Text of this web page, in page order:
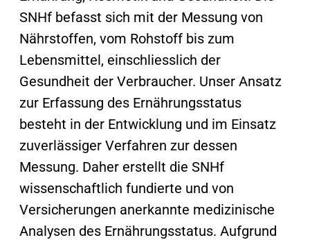
SNHf befasst sich mit der Messung von
Nährstoffen, vom Rohstoff bis zum
Lebensmittel, einschliesslich der
Gesundheit der Verbraucher. Unser Ansatz
zur Erfassung des Ernährungsstatus
besteht in der Entwicklung und im Einsatz
zuverlässiger Verfahren zur dessen
Messung. Daher erstellt die SNHf
wissenschaftlich fundierte und von
Versicherungen anerkannte medizinische
Analysen des Ernährungsstatus. Aufgrund